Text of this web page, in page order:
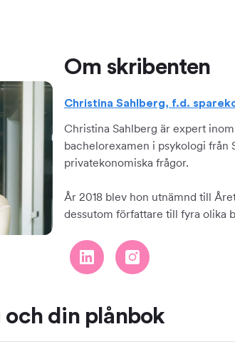
Om skribenten
Christina Sahlberg, f.d.
Christina Sahlberg är expert
bachelorexamen i psykologi från
privatekonomiska frågor.
År 2018 blev hon utnämnd till
dessutom författare till fyra olika
din plånbok